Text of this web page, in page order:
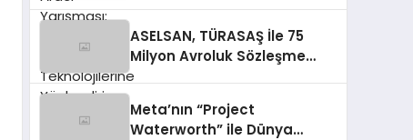
ASELSAN, TÜRASAŞ İle 75
Milyon Avroluk Sözleşme
İmzaladı
Meta’nın “Project
Waterworth” ile Dünya